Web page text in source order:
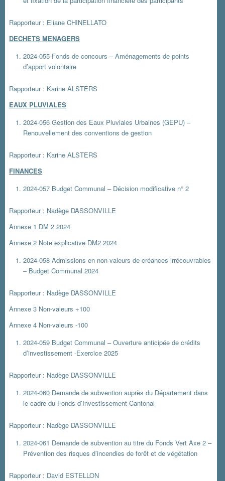
Rapporteur : Eliane CHINELLATO
DECHETS MENAGERS
2024-055 Fonds de concours – Aménagements de points
d’apport volontaire
Rapporteur : Karine ALSTERS
EAUX PLUVIALES
2024-056 Gestion des Eaux Pluviales Urbaines (GEPU) –
Renouvellement des conventions de gestion
Rapporteur : Karine ALSTERS
FINANCES
2024-057 Budget Communal – Décision modificative n° 2
Rapporteur : Nadège DASSONVILLE
Annexe 1 DM 2 2024
Annexe 2 Note explicative DM2 2024
2024-058 Admissions en non-valeurs de créances irrécouvrables
– Budget Communal 2024
Rapporteur : Nadège DASSONVILLE
Annexe 3 Non-valeurs +100
Annexe 4 Non-valeurs -100
2024-059 Budget Communal – Ouverture anticipée de crédits
d’investissement -Exercice 2025
Rapporteur : Nadège DASSONVILLE
2024-060 Demande de subvention auprès du Département dans
le cadre du Fonds d’Investissement Cantonal
Rapporteur : Nadège DASSONVILLE
2024-061 Demande de subvention au titre du Fonds Vert Axe 2 –
Prévention des risques d’incendies de forêt et de végétation
Rapporteur : David ESTELLON